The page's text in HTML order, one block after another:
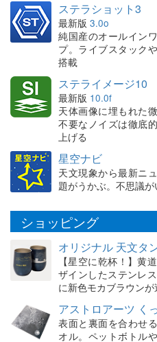
ステラショット3
最新版 3.0o
純国産のオールイン
プ。ライブスタック
搭載
ステライメージ10
最新版 10.0f
天体画像に埋もれた
不要なノイズは徹底
上げる
星空ナビ
天文現象から最新ニ
題がうかぶ。不思議
ショッピング
オリジナル 天文タ
【星空に乾杯！】黄
ザインしたステンレ
に新色モカブラウンが
アストロアーツ く
表面と裏面を合わせ
オル。ペットボトル